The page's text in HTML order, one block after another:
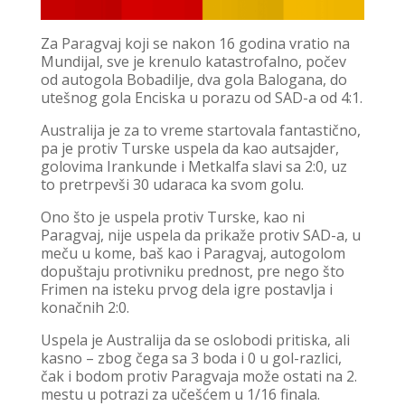
Za Paragvaj koji se nakon 16 godina vratio na
Mundijal, sve je krenulo katastrofalno, počev
od autogola Bobadilje, dva gola Balogana, do
utešnog gola Enciska u porazu od SAD-a od 4:1.
Australija je za to vreme startovala fantastično,
pa je protiv Turske uspela da kao autsajder,
golovima Irankunde i Metkalfa slavi sa 2:0, uz
to pretrpevši 30 udaraca ka svom golu.
Ono što je uspela protiv Turske, kao ni
Paragvaj, nije uspela da prikaže protiv SAD-a, u
meču u kome, baš kao i Paragvaj, autogolom
dopuštaju protivniku prednost, pre nego što
Frimen na isteku prvog dela igre postavlja i
konačnih 2:0.
Uspela je Australija da se oslobodi pritiska, ali
kasno – zbog čega sa 3 boda i 0 u gol-razlici,
čak i bodom protiv Paragvaja može ostati na 2.
mestu u potrazi za učešćem u 1/16 finala.